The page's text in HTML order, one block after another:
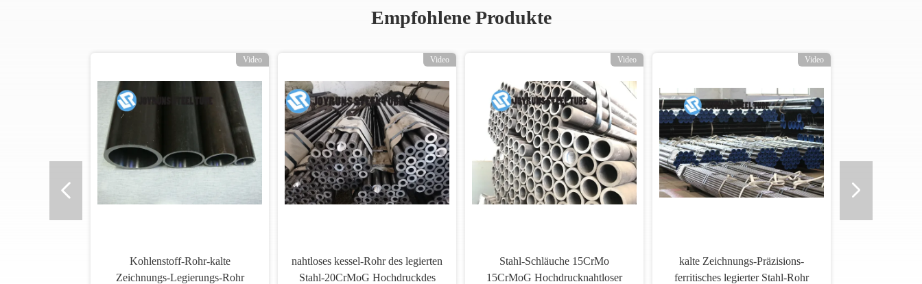
Empfohlene Produkte
Video
Kohlenstoff-Rohr-kalte
Zeichnungs-Legierungs-Rohr
Video
nahtloses kessel-Rohr des legierten
Stahl-20CrMoG Hochdruckdes
Video
Stahl-Schläuche 15CrMo
15CrMoG Hochdrucknahtloser
Video
kalte Zeichnungs-Präzisions-
ferritisches legierter Stahl-Rohr